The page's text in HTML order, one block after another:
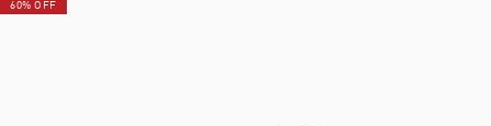
60% OFF